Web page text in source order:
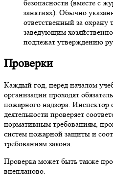
безопасности (вместе с
занятиях). Обычно
ответственный за охрану
заведующим
подлежат утверждению
Проверки
Каждый год, перед началом
организации проходят
пожарного надзора. Инспектор
деятельности проверяет
нормативным требованиям,
систем пожарной защиты и
требованиям закона.
Проверка может быть также
внепланово.